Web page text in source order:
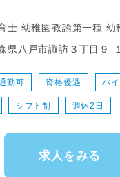
保育
県八戸市諏訪３丁目９-
勤可 資格優遇 バ
シフト制 週休2日
求人をみる